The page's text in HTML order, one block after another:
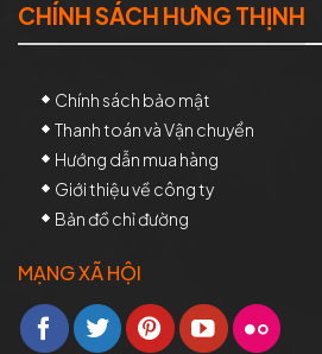
CHÍNH SÁCH HƯNG THỊNH
Chính sách bảo mật
Thanh toán và Vận chuyển
Hướng dẫn mua hàng
Giới thiệu về công ty
Bản đồ chỉ đường
MẠNG XÃ HỘI